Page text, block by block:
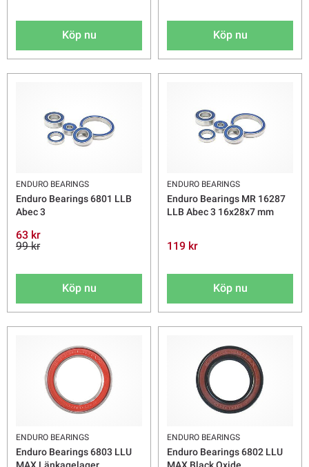
Köp nu Köp nu
ENDURO BEARINGS
Enduro Bearings 6801 LLB
Abec 3
63 kr
99 kr
Köp nu
ENDURO BEARINGS
Enduro Bearings MR 16287
LLB Abec 3 16x28x7 mm
119 kr
Köp nu
ENDURO BEARINGS
Enduro Bearings 6803 LLU
MAX Länkagelager
ENDURO BEARINGS
Enduro Bearings 6802 LLU
MAX Black Oxide